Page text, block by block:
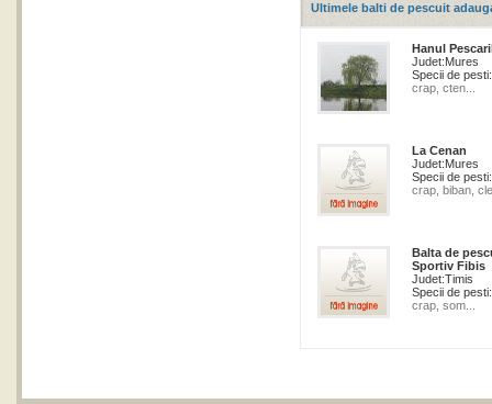
Ultimele balti de pescuit
Hanul
Judet:Mures
Specii de pesti:
crap, cten...
La Cenan
Judet:Mures
Specii de pesti:
crap, biban,
Balta de
Sportiv Fibis
Judet:Timis
Specii de pesti:
crap, som...